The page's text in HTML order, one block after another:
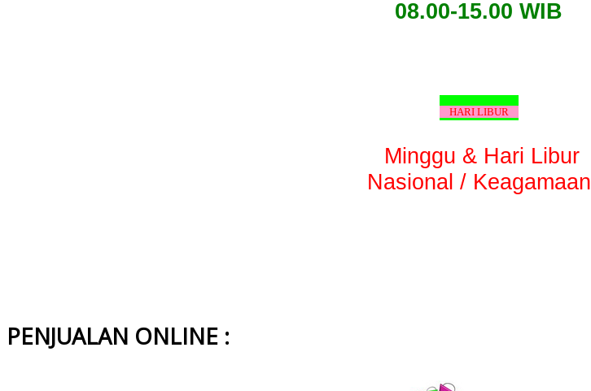
08.00-15.00 WIB
HARI LIBUR
Minggu & Hari Libur
Nasional / Keagamaan
PENJUALAN ONLINE :